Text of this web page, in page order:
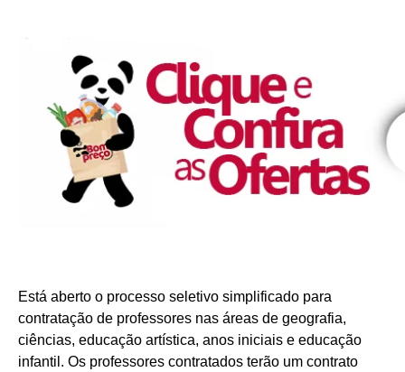
Está aberto o processo seletivo simplificado para
contratação de professores nas áreas de geografia,
ciências, educação artística, anos iniciais e educação
infantil. Os professores contratados terão um contrato